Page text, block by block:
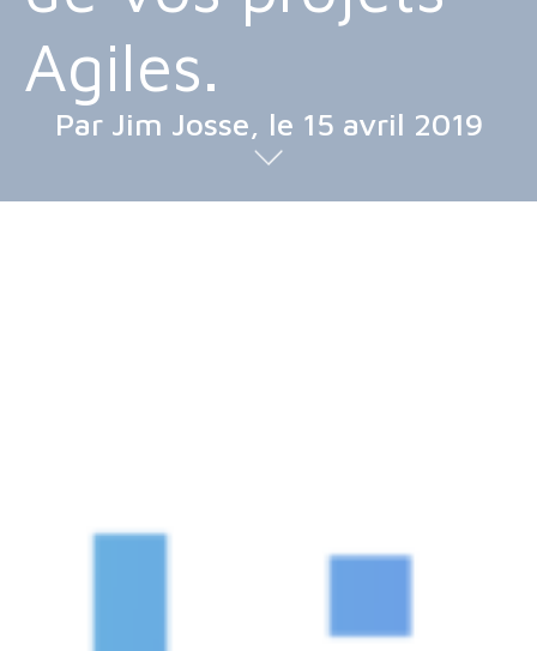
Agiles.
Par Jim Josse, le 15 avril 2019